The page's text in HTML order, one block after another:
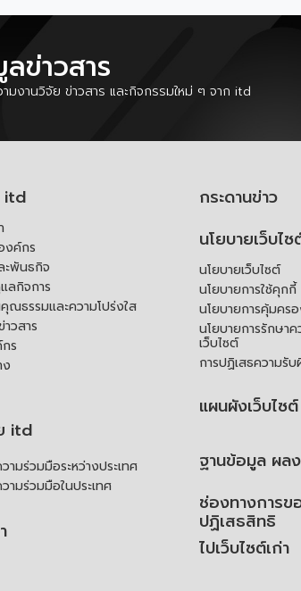
ข่าวสาร
มงานวิจัย ข่าวสาร และกิจกรรมใหม่ ๆ จาก itd
itd
งค์กร
พันธกิจ
ลกิจการ
คุณธรรมและความโปร่งใส
วสาร
ร
itd
ามร่วมมือระหว่างประเทศ
ามร่วมมือในประเทศ
กระดานข่าว
นโยบายเว็บไซ
นโยบายเว็บไซต์
นโยบายการใช้คุกกี้
นโยบายการคุ้มค
นโยบายการรักษา
เว็บไซต์
การปฏิเสธความรั
แผนผังเว็บไซต์
ฐานข้อมูล ผล
ช่องทางการข
ปฏิเสธสิทธิ
ไปเว็บไซต์เก่า